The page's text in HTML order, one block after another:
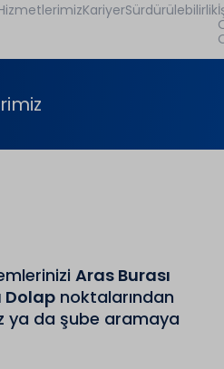
KariyerSürdürülebilirlik
Aras Burası
Dolap noktalarından
ya da şube aramaya